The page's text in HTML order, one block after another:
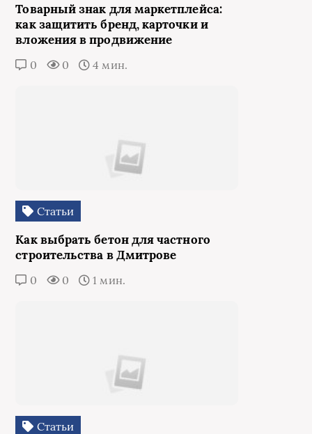
Товарный знак для маркетплейса:
как защитить бренд, карточки и
вложения в продвижение
0 0 4 мин.
Статьи
Как выбрать бетон для частного
строительства в Дмитрове
0 0 1 мин.
Статьи